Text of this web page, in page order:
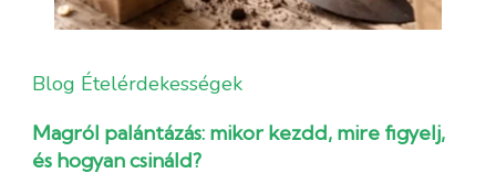
Blog Ételérdekességek
Magról palántázás: mikor kezdd, mire figyelj,
és hogyan csináld?